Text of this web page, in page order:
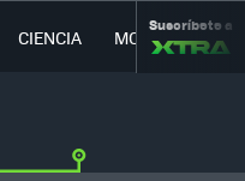
CIENCIA MOVILIDAD
Suscríbete a